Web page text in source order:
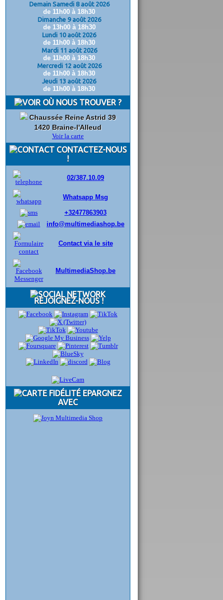
Demain Samedi 8 août 2026
de 11h00 à 18h30
Dimanche 9 août 2026
de 13h00 à 18h30
Lundi 10 août 2026
de 11h00 à 18h30
Mardi 11 août 2026
de 11h00 à 18h30
Mercredi 12 août 2026
de 11h00 à 18h30
Jeudi 13 août 2026
de 11h00 à 18h30
OÙ NOUS TROUVER ?
Chaussée Reine Astrid 39
1420 Braine-l'Alleud
Voir la carte
CONTACTEZ-NOUS
!
02/387.10.09
Whatsapp Msg
+32477863903
info@multimediashop.be
Contact via le site
MultimediaShop.be
REJOIGNEZ-NOUS !
EPARGNEZ
AVEC